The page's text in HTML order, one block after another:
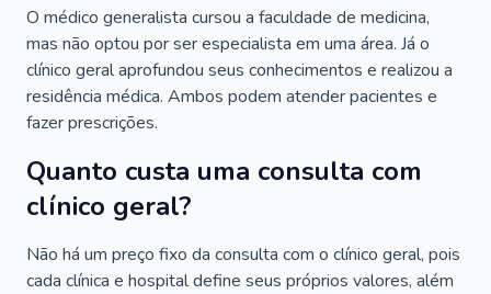
O médico generalista cursou a faculdade de medicina,
mas não optou por ser especialista em uma área. Já o
clínico geral aprofundou seus conhecimentos e realizou a
residência médica. Ambos podem atender pacientes e
fazer prescrições.
Quanto custa uma consulta com
clínico geral?
Não há um preço fixo da consulta com o clínico geral, pois
cada clínica e hospital define seus próprios valores, além